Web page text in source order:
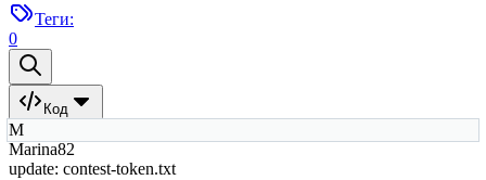
Теги:
0
Код
M
Marina82
update: contest-token.txt